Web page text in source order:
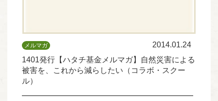
メルマガ
2014.01.24
1401発行【ハタチ基金メルマガ】自然災害による
被害を、これから減らしたい（コラボ・スクー
ル）
━━━━━━━━━━━━━━━━━━━━━━